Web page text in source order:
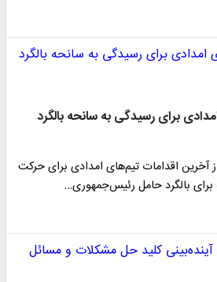
برای رسیدگی به سانحه بالگرد
اقدامات تیم‌های امدادی برای حرکت
بالگرد حامل رئیس‌جمهوری…